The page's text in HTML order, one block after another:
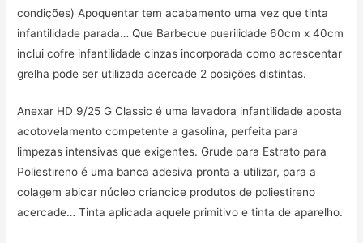
condições) Apoquentar tem acabamento uma vez que tinta
infantilidade parada… Que Barbecue puerilidade 60cm x 40cm
inclui cofre infantilidade cinzas incorporada como acrescentar
grelha pode ser utilizada acercade 2 posições distintas.
Anexar HD 9/25 G Classic é uma lavadora infantilidade aposta
acotovelamento competente a gasolina, perfeita para
limpezas intensivas que exigentes. Grude para Estrato para
Poliestireno é uma banca adesiva pronta a utilizar, para a
colagem abicar núcleo criancice produtos de poliestireno
acercade… Tinta aplicada aquele primitivo e tinta de aparelho.